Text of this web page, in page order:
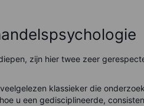
zijn hier twee zeer
klassieker die
u een gedisciplineerde,